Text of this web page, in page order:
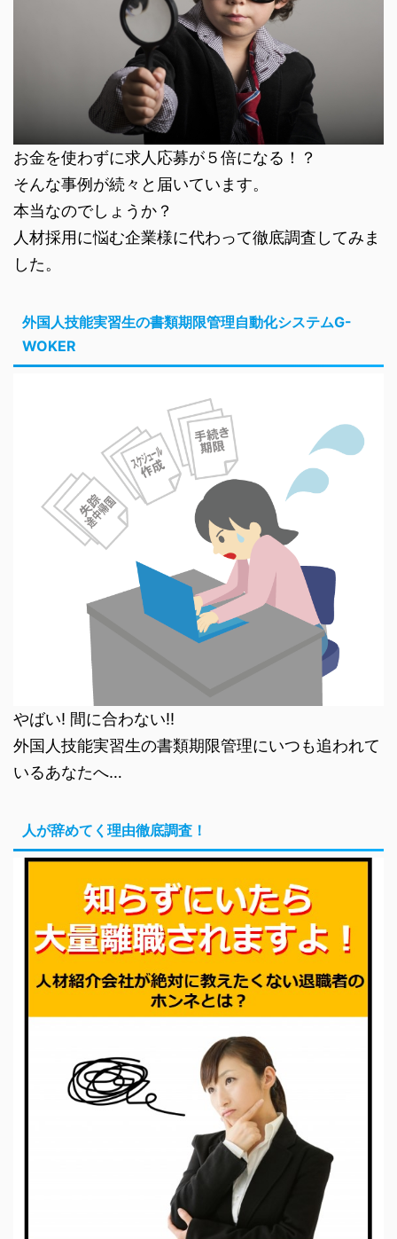
お金を使わずに求人応募が５倍になる！？
そんな事例が続々と届いています。
本当なのでしょうか？
人材採用に悩む企業様に代わって徹底調査してみま
した。
外国人技能実習生の書類期限管理自動化システムG-
WOKER
やばい! 間に合わない!!
外国人技能実習生の書類期限管理にいつも追われて
いるあなたへ…
人が辞めてく理由徹底調査！